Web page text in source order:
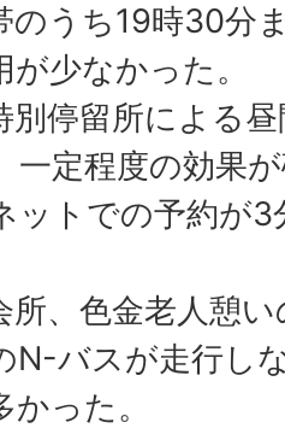
のうち19時30分
少なかった。
別停留所による
一定程度の効果
ットでの予約が
所、色金老人憩
N-バスが走行し
った。